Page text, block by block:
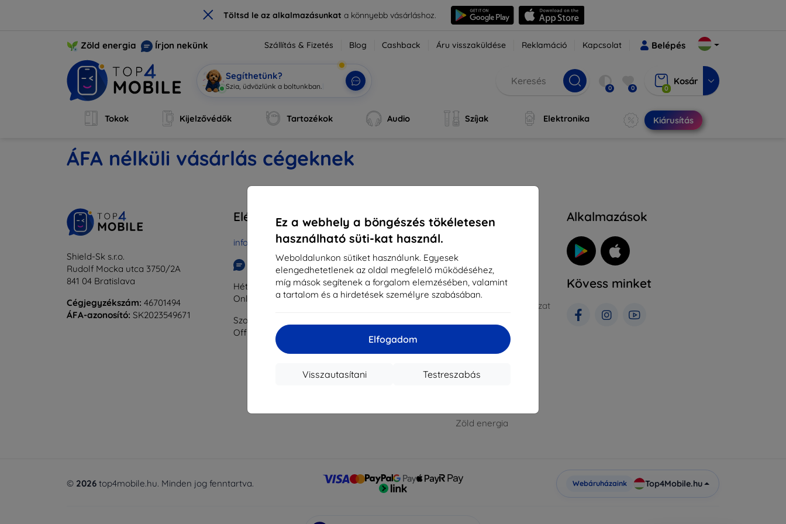
× Töltsd le az alkalmazásunkata könnyebb vásárláshoz.
Ez a webhely a böngészés tökéletesen
használható süti-kat használ.
Weboldalunkon sütiket használunk. Egyesek
elengedhetetlenek az oldal megfelelő működéséhez,
míg mások segítenek a forgalom elemzésében, valamint
a tartalom és a hirdetések személyre szabásában.
Elfogadom
Testreszabás
Visszautasítani
Zöld energia Írjon nekünk Szállítás & Fizetés Blog Cashback Áru visszaküldése Reklamáció Kapcsolat Belépés
Segíthetünk?
Szia, üdvözlünk a boltunkba| 0 0 0
Kosár
Tokok Kijelzővédők Tartozékok Audio Szíjak Elektronika Kiárusítás
ÁFA nélküli vásárlás cégeknek
Shield-Sk s.r.o.
Rudolf Mocka utca 3750/2A
841 04 Bratislava
Cégjegyzékszám: 46701494
ÁFA-azonosító: SK2023549671
Elérhetőség
info@top4mobile.eu
Írjon nekünk
Hétfőtől péntekig:
Online
8:00 - 16:00
Szombat és vasárnap:
Offline
Bevásárlás
Szállítás & Fizetés
Blog
Cashback
Reklamáció
Nagykereskedelmi
Információ
A sütik
Adatvédelem
Reklamáció szabályzat
Üzleti feltételek
Kapcsolat
Zöld energia
Alkalmazások
Kövess minket
© 2026 top4mobile.hu. Minden jog fenntartva. Webáruházaink Top4Mobile.hu